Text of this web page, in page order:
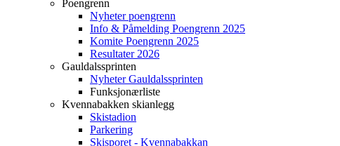
Poengrenn
Nyheter poengrenn
Info & Påmelding Poengrenn 2025
Komite Poengrenn 2025
Resultater 2026
Gauldalssprinten
Nyheter Gauldalssprinten
Funksjonærliste
Kvennabakken skianlegg
Skistadion
Parkering
Skisporet - Kvennabakkan